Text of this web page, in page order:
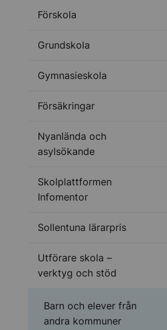
Förskola
Grundskola
Gymnasieskola
Försäkringar
Nyanlända och
asylsökande
Skolplattformen
Infomentor
Sollentuna lärarpris
Utförare skola –
verktyg och stöd
Barn och elever från
andra kommuner